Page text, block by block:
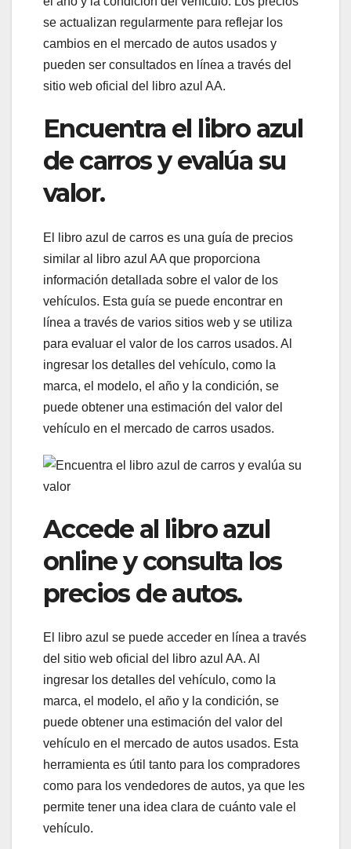
se actualizan regularmente para reflejar los
cambios en el mercado de autos usados y
pueden ser consultados en línea a través del
sitio web oficial del libro azul AA.
Encuentra el libro azul
de carros y evalúa su
valor.
El libro azul de carros es una guía de precios
similar al libro azul AA que proporciona
información detallada sobre el valor de los
vehículos. Esta guía se puede encontrar en
línea a través de varios sitios web y se utiliza
para evaluar el valor de los carros usados. Al
ingresar los detalles del vehículo, como la
marca, el modelo, el año y la condición, se
puede obtener una estimación del valor del
vehículo en el mercado de carros usados.
Accede al libro azul
online y consulta los
precios de autos.
El libro azul se puede acceder en línea a través
del sitio web oficial del libro azul AA. Al
ingresar los detalles del vehículo, como la
marca, el modelo, el año y la condición, se
puede obtener una estimación del valor del
vehículo en el mercado de autos usados. Esta
herramienta es útil tanto para los compradores
como para los vendedores de autos, ya que les
permite tener una idea clara de cuánto vale el
vehículo.